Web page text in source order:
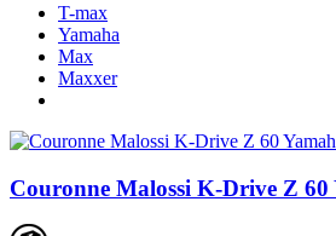
T-max
Yamaha
Max
Maxxer
Couronne Malossi K-Drive Z 60